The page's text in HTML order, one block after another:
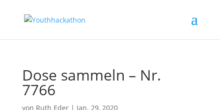
Dose sammeln – Nr.
7766
von Ruth Eder| Jan. 29, 2020